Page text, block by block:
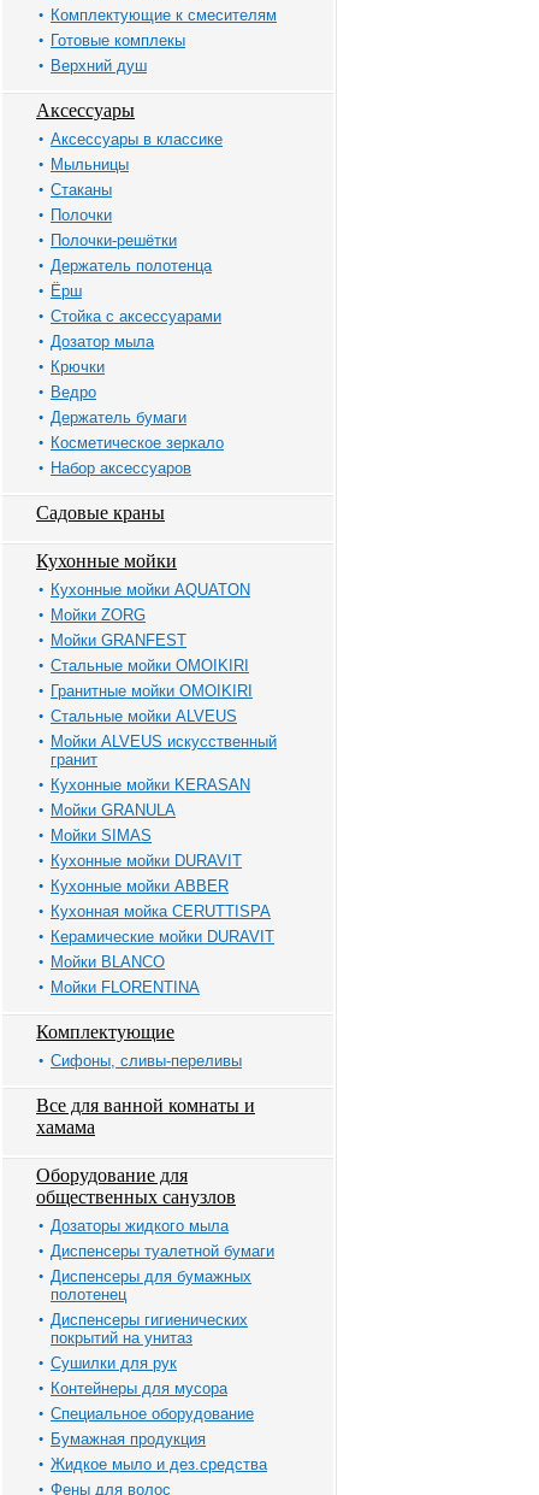
Комплектующие к смесителям
Готовые комплекы
Верхний душ
Аксессуары
Аксессуары в классике
Мыльницы
Стаканы
Полочки
Полочки-решётки
Держатель полотенца
Ёрш
Стойка с аксессуарами
Дозатор мыла
Крючки
Ведро
Держатель бумаги
Косметическое зеркало
Набор аксессуаров
Садовые краны
Кухонные мойки
Кухонные мойки AQUATON
Мойки ZORG
Мойки GRANFEST
Стальные мойки OMOIKIRI
Гранитные мойки OMOIKIRI
Стальные мойки ALVEUS
Мойки ALVEUS искусственный
гранит
Кухонные мойки KERASAN
Мойки GRANULA
Мойки SIMAS
Кухонные мойки DURAVIT
Кухонные мойки ABBER
Кухонная мойка CERUTTISPA
Керамические мойки DURAVIT
Мойки BLANCO
Мойки FLORENTINA
Комплектующие
Сифоны, сливы-переливы
Все для ванной комнаты и
хамама
Оборудование для
общественных санузлов
Дозаторы жидкого мыла
Диспенсеры туалетной бумаги
Диспенсеры для бумажных
полотенец
Диспенсеры гигиенических
покрытий на унитаз
Сушилки для рук
Контейнеры для мусора
Специальное оборудование
Бумажная продукция
Жидкое мыло и дез.средства
Фены для волос